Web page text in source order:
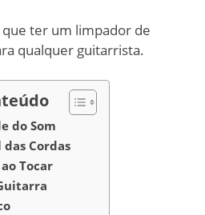
ter um limpador de
qualquer guitarrista.
do Som
Cordas
Tocar